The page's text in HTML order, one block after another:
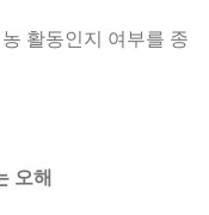
활동인지 여부를 종
오해